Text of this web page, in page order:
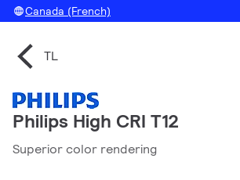
Canada (French)
TL
Philips High CRI T12
Superior color rendering